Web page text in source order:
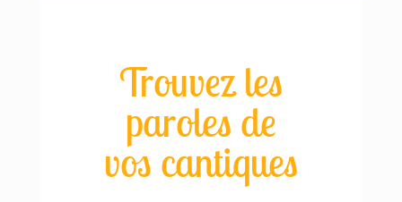
Trouvez les
paroles de
vos cantiques